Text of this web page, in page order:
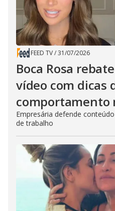
FEED TV/31/07/2026
Boca Rosa
vídeo com dicas
comportamento
Empresária defende
de trabalho